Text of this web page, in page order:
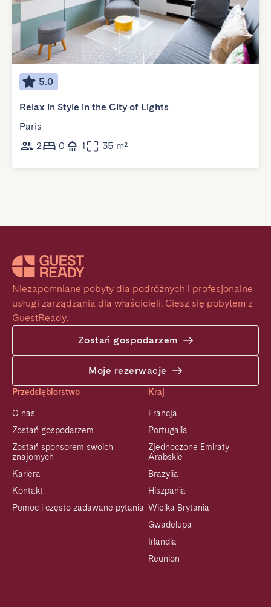
5.0
Relax in Style in the City of Lights
Paris
2
0 1 35 m²
Niezapomniane pobyty dla podróżnych i profesjonalne
usługi zarządzania dla właścicieli. Ciesz się pobytem z
GuestReady.
Zostań gospodarzem
Moje rezerwacje
Przedsiębiorstwo
O nas
Zostań gospodarzem
Zostań sponsorem swoich
znajomych
Kariera
Kontakt
Pomoc i często zadawane pytania
Kraj
Francja
Portugalia
Zjednoczone Emiraty
Arabskie
Brazylia
Hiszpania
Wielka Brytania
Gwadelupa
Irlandia
Reunion